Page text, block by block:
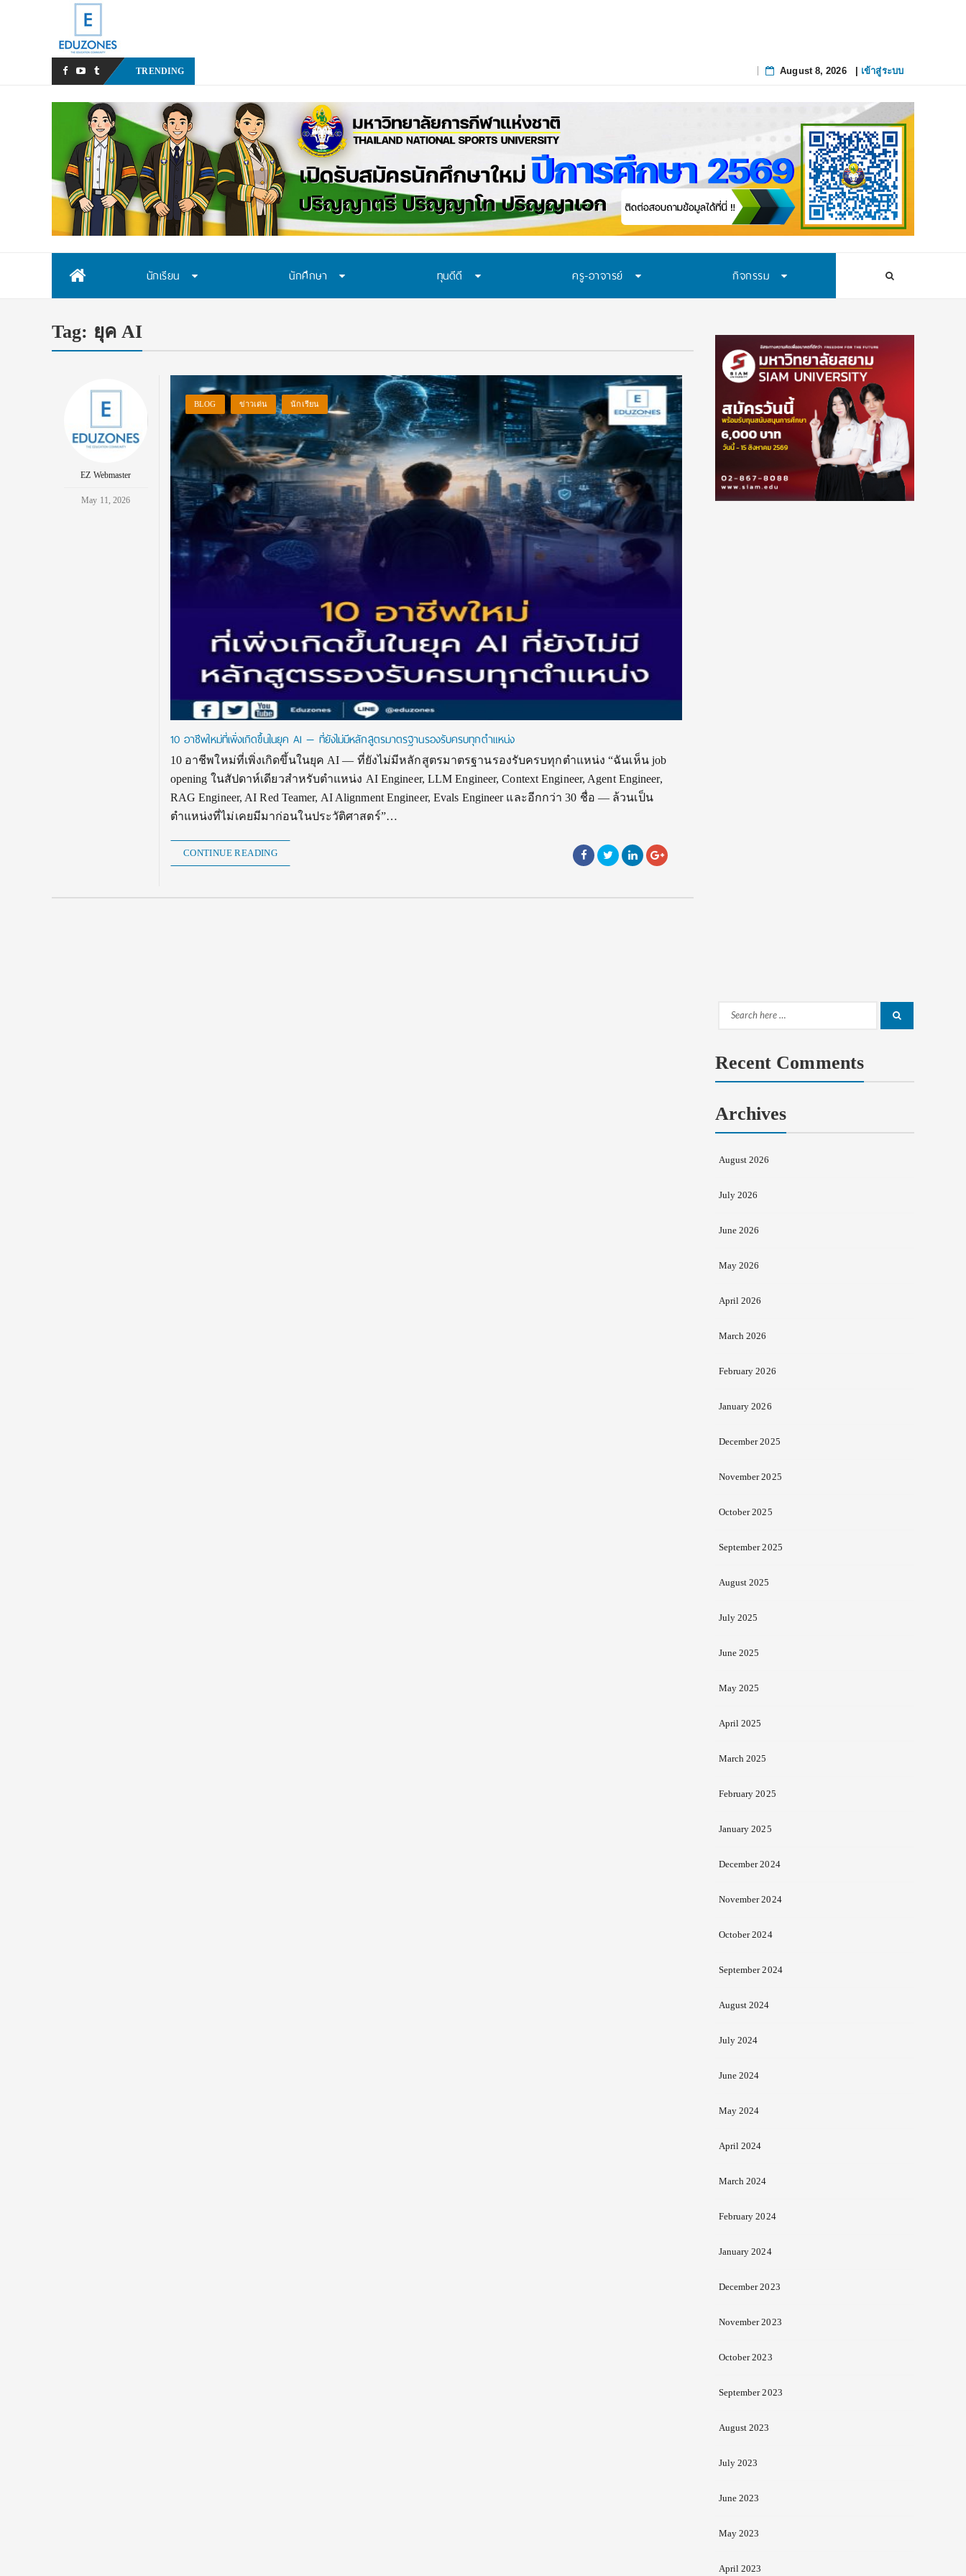
TRENDING August 8, 2026| เข้าสู่ระบบ
นักเรียน นักศึกษา ทุนดีดี ครู-อาจารย์ กิจกรรม
Tag: ยุค AI
EZ Webmaster
May 11, 2026
BLOG ข่าวเด่น นักเรียน
10 อาชีพใหม่ที่เพิ่งเกิดขึ้นในยุค AI — ที่ยังไม่มีหลักสูตรมาตรฐานรองรับครบทุกตำแหน่ง
10 อาชีพใหม่ที่เพิ่งเกิดขึ้นในยุค AI — ที่ยังไม่มีหลักสูตรมาตรฐานรองรับครบทุกตำแหน่ง “ฉันเห็น job
opening ในสัปดาห์เดียวสำหรับตำแหน่ง AI Engineer, LLM Engineer, Context Engineer, Agent Engineer,
RAG Engineer, AI Red Teamer, AI Alignment Engineer, Evals Engineer และอีกกว่า 30 ชื่อ — ล้วนเป็น
ตำแหน่งที่ไม่เคยมีมาก่อนในประวัติศาสตร์”…
CONTINUE READING
Search
Recent Comments
Archives
August 2026
July 2026
June 2026
May 2026
April 2026
March 2026
February 2026
January 2026
December 2025
November 2025
October 2025
September 2025
August 2025
July 2025
June 2025
May 2025
April 2025
March 2025
February 2025
January 2025
December 2024
November 2024
October 2024
September 2024
August 2024
July 2024
June 2024
May 2024
April 2024
March 2024
February 2024
January 2024
December 2023
November 2023
October 2023
September 2023
August 2023
July 2023
June 2023
May 2023
April 2023